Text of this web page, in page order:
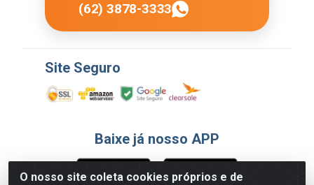
O nosso site coleta cookies próprios e de
(62) 3878-3333
Site Seguro
Baixe já nosso APP